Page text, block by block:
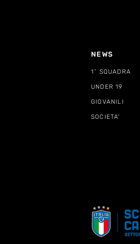
NEWS
1^ SQUADRA
UNDER 19
GIOVANILI
SOCIETA'